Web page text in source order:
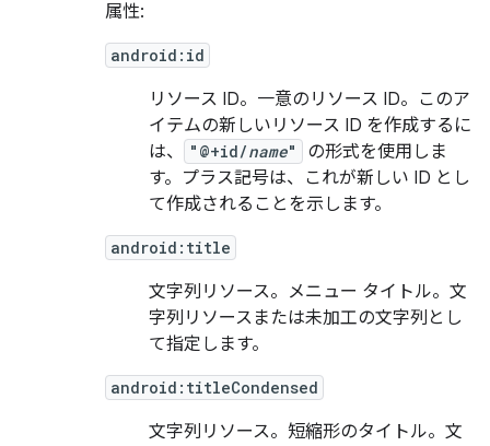
属性:
android:id
リソース ID。一意のリソース ID。このア
イテムの新しいリソース ID を作成するに
は、
"@+id/name"
の形式を使用しま
す。プラス記号は、これが新しい ID とし
て作成されることを示します。
android:title
文字列リソース。メニュー タイトル。文
字列リソースまたは未加工の文字列とし
て指定します。
android:titleCondensed
文字列リソース。短縮形のタイトル。文